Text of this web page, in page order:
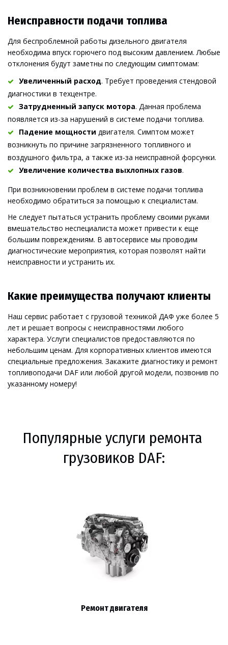
Неисправности подачи топлива
Для беспроблемной работы дизельного двигателя
необходима впуск горючего под высоким давлением. Любые
отклонения будут заметны по следующим симптомам:
Увеличенный расход. Требует проведения стендовой
диагностики в техцентре.
Затрудненный запуск мотора. Данная проблема
появляется из-за нарушений в системе подачи топлива.
Падение мощности двигателя. Симптом может
возникнуть по причине загрязненного топливного и
воздушного фильтра, а также из-за неисправной форсунки.
Увеличение количества выхлопных газов.
При возникновении проблем в системе подачи топлива
необходимо обратиться за помощью к специалистам.
Не следует пытаться устранить проблему своими руками
вмешательство неспециалиста может привести к еще
большим повреждениям. В автосервисе мы проводим
диагностические мероприятия, которая позволят найти
неисправности и устранить их.
Какие преимущества получают клиенты
Наш сервис работает с грузовой техникой ДАФ уже более 5
лет и решает вопросы с неисправностями любого
характера. Услуги специалистов предоставляются по
небольшим ценам. Для корпоративных клиентов имеются
специальные предложения. Закажите диагностику и ремонт
топливоподачи DAF или любой другой модели, позвонив по
указанному номеру!
Популярные услуги ремонта
грузовиков DAF:
Ремонт двигателя